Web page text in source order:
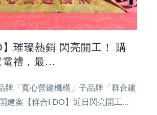
】璀璨熱銷 閃亮開工！ 購
禮，最...
牌「寬心營建機構」子品牌「群合建
建案【群合I DO】近日閃亮開工...